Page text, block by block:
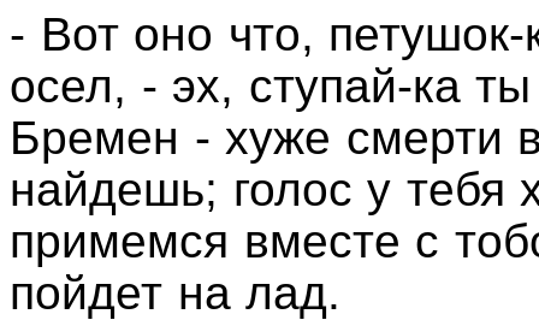
- Вот оно что,
осел, - эх, ступай-ка
Бремен - хуже смерти
найдешь; голос у
примемся вместе с
пойдет на лад.